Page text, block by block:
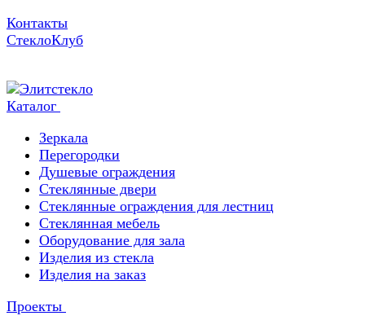
Контакты
СтеклоКлуб
Каталог
Зеркала
Перегородки
Душевые ограждения
Стеклянные двери
Стеклянные ограждения для лестниц
Стеклянная мебель
Оборудование для зала
Изделия из стекла
Изделия на заказ
Проекты